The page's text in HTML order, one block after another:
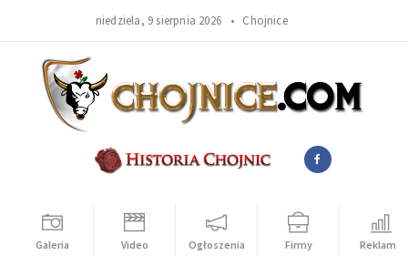
niedziela, 9 sierpnia 2026 • Chojnice
Galeria Video Ogłoszenia Firmy Reklama